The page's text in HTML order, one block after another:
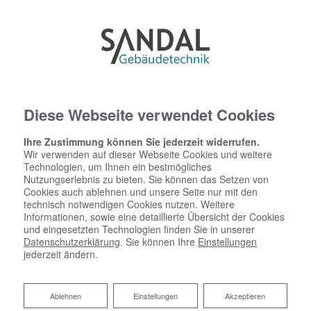
WIR SIND IHR PARTNER
Diese Webseite verwendet Cookies
Ihre Zustimmung können Sie jederzeit widerrufen.
Wir verwenden auf dieser Webseite Cookies und weitere
Technologien, um Ihnen ein bestmögliches
Nutzungserlebnis zu bieten. Sie können das Setzen von
Cookies auch ablehnen und unsere Seite nur mit den
technisch notwendigen Cookies nutzen. Weitere
Informationen, sowie eine detaillierte Übersicht der Cookies
und eingesetzten Technologien finden Sie in unserer
Datenschutzerklärung. Sie können Ihre Einstellungen
jederzeit ändern.
Akzeptieren
Einstellungen
Ablehnen
Ablehnen